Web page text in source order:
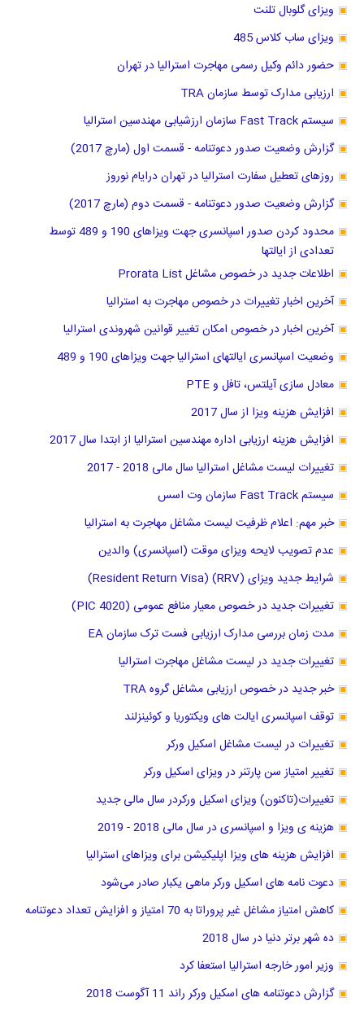
ویزای گلوبال تلنت
ویزای ساب کلاس 485
حضور دائم وکیل رسمی مهاجرت استرالیا در تهران
ارزیابی مدارک توسط سازمان TRA
سیستم Fast Track سازمان ارزشیابی مهندسین استرالیا
گزارش وضعیت صدور دعوتنامه - قسمت اول (مارچ 2017)
روزهای تعطیل سفارت استرالیا در تهران درایام نوروز
گزارش وضعیت صدور دعوتنامه - قسمت دوم (مارچ 2017)
محدود کردن صدور اسپانسری جهت ویزاهای 190 و 489 توسط
تعدادی از ایالتها
اطلاعات جدید در خصوص مشاغل Prorata List
آخرین اخبار تغییرات در خصوص مهاجرت به استرالیا
آخرین اخبار در خصوص امکان تغییر قوانین شهروندی استرالیا
وضعیت اسپانسری ایالتهای استرالیا جهت ویزاهای 190 و 489
معادل سازی آیلتس، تافل و PTE
افزایش هزینه ویزا از سال 2017
افزایش هزینه ارزیابی اداره مهندسین استرالیا از ابتدا سال 2017
تغییرات لیست مشاغل استرالیا سال مالی 2018 - 2017
سیستم Fast Track سازمان وت اسس
خبر مهم: اعلام ظرفیت لیست مشاغل مهاجرت به استرالیا
عدم تصویب لایحه ویزای موقت (اسپانسری) والدین
شرایط جدید ویزای (RRV) (Resident Return Visa)
تغییرات جدید در خصوص معیار منافع عمومی (PIC 4020)
مدت زمان بررسی مدارک ارزیابی فست ترک سازمان EA
تغییرات جدید در لیست مشاغل مهاجرت استرالیا
خبر جدید در خصوص ارزیابی مشاغل گروه TRA
توقف اسپانسری ایالت های ویکتوریا و کوئینزلند
تغییرات در لیست مشاغل اسکیل ورکر
تغییر امتیاز سن پارتنر در ویزای اسکیل ورکر
تغییرات(تاکنون) ویزای اسکیل ورکردر سال مالی جدید
هزینه ی ویزا و اسپانسری در سال مالی 2018 - 2019
افزایش هزینه های ویزا اپلیکیشن برای ویزاهای استرالیا
دعوت نامه های اسکیل ورکر ماهی یکبار صادر می‌شود
کاهش امتیاز مشاغل غیر پروراتا به 70 امتیاز و افزایش تعداد دعوتنامه
ده شهر برتر دنیا در سال 2018
وزیر امور خارجه استرالیا استعفا کرد
گزارش دعوتنامه های اسکیل ورکر راند 11 آگوست 2018